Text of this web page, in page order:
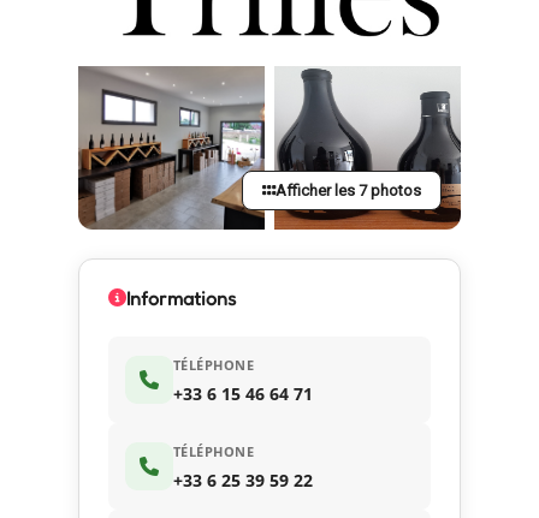
Afficher les 7 photos
Informations
TÉLÉPHONE
+33 6 15 46 64 71
TÉLÉPHONE
+33 6 25 39 59 22